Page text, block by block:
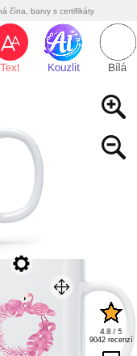
čína, barvy s certifikáty
technologie
do 24h
slevy